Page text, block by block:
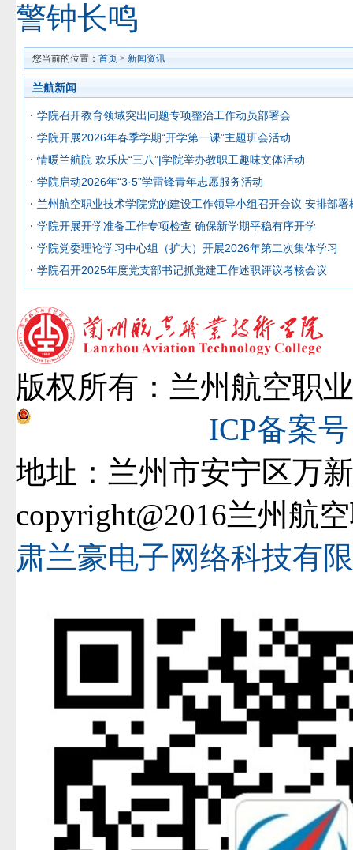
警钟长鸣
您当前的位置： 首页 > 新闻资讯
兰航新闻
学院召开教育领域突出问题专项整治工作动员部署会
学院开展2026年春季学期“开学第一课”主题班会活动
情暖兰航院 欢乐庆“三八”|学院举办教职工趣味文体活动
学院启动2026年“3·5”学雷锋青年志愿服务活动
兰州航空职业技术学院党的建设工作领导小组召开会议 安排部署
学院开展开学准备工作专项检查 确保新学期平稳有序开学
学院党委理论学习中心组（扩大）开展2026年第二次集体学习
学院召开2025年度党支部书记抓党建工作述职评议考核会议
版权所有：兰州航空职
ICP备案
地址：兰州市安宁区万
copyright@2016兰州航
肃兰豪电子网络科技有